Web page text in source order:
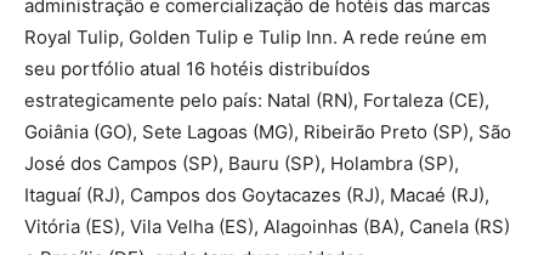
administração e comercialização de hotéis das marcas
Royal Tulip, Golden Tulip e Tulip Inn. A rede reúne em
seu portfólio atual 16 hotéis distribuídos
estrategicamente pelo país: Natal (RN), Fortaleza (CE),
Goiânia (GO), Sete Lagoas (MG), Ribeirão Preto (SP), São
José dos Campos (SP), Bauru (SP), Holambra (SP),
Itaguaí (RJ), Campos dos Goytacazes (RJ), Macaé (RJ),
Vitória (ES), Vila Velha (ES), Alagoinhas (BA), Canela (RS)